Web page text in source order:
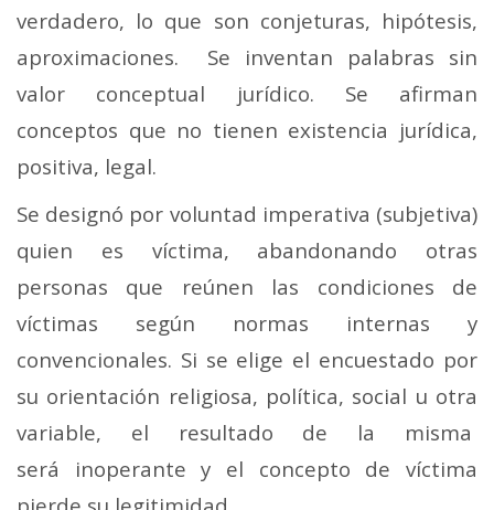
verdadero, lo que son conjeturas, hipótesis,
aproximaciones. Se inventan palabras sin
valor conceptual jurídico. Se afirman
conceptos que no tienen existencia jurídica,
positiva, legal.
Se designó por voluntad imperativa (subjetiva)
quien es víctima, abandonando otras
personas que reúnen las condiciones de
víctimas según normas internas y
convencionales. Si se elige el encuestado por
su orientación religiosa, política, social u otra
variable, el resultado de la misma
será
inoperante y el concepto de víctima